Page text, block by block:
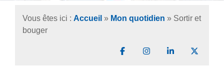
Vous êtes ici : Accueil » Mon quotidien » Sortir et
bouger
Partager sur Facebook
Partager surPartager sur